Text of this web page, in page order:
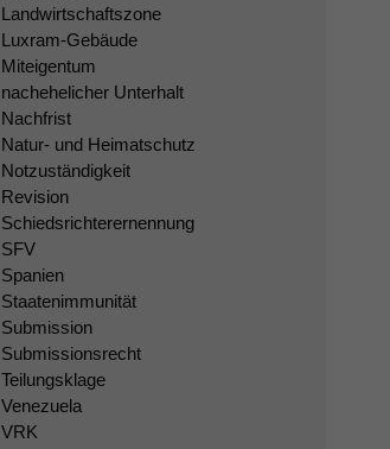
Landwirtschaftszone
Luxram-Gebäude
Miteigentum
nachehelicher Unterhalt
Nachfrist
Natur- und Heimatschutz
Notzuständigkeit
Revision
Schiedsrichterernennung
SFV
Spanien
Staatenimmunität
Submission
Submissionsrecht
Teilungsklage
Venezuela
VRK